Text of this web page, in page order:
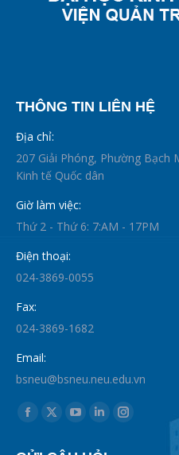
THÔNG TIN LIÊN HỆ
Địa chỉ:
207 Giải Phóng, Phường Bạch
Kinh tế Quốc dân
Giờ làm việc:
Thứ 2 - Thứ 6: 7:AM - 17PM
Điện thoại:
024-3869-0055
Fax:
024-3869-1682
Email:
bsneu@bsneu.neu.edu.vn
Find us on:
Facebook
X
YouTube
LinkedinInstagram